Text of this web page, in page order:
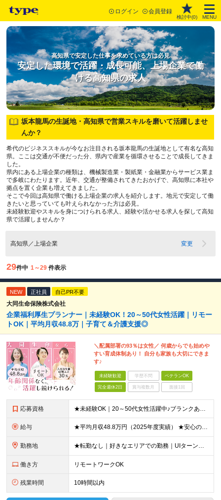
ログイン 会員登録
検討中(0) MENU
高知県で安定した仕事を求めている方は必見
安定した環境で活躍・成長可能、上場企業で働
ける高知県の求人
坂本龍馬の生誕地・高知県で営業スキルを磨いて活躍しませ
んか？
希代のビジネススキルが今なお注目される坂本龍馬の生誕地として有名な高知
県。ここは交通が不便だった分、県内で産業を循環させることで成長してきま
した。
県内にある上場企業の種類は、機械製造業・製紙業・金融業からサービス業ま
で多岐にわたります。近年、交通が整備されてきたおかげで、高知県に本社や
拠点を置く企業も増えてきました。
そこで今回は高知県で働ける上場企業の求人を紹介します。地元で安定して働
きたいと思っていても叶えられなかった方は必見。
未経験歓迎やスキルを身につけられる求人、経験や活かせる求人を探して高知
県で活躍しませんか？
高知県／上場企業 変更
29件中 1～29 件表示
NEW 正社員 自己PR不要
大同生命保険株式会社
企業福利厚生プランナー｜未経験OK！20～50代女性活躍｜リモー
トOK｜平均月収48.8万｜子育て＆介護支援◎
＼配属部署の93％は女性／ 何歳からでも始めや
すい育成体制あり！ 自分も家族も大切にできま
す♪
未経験歓迎 学歴不問 ベテランOK
完全週休2日 賞与複数月 面接1回
応募資格 ★未経験OK｜20～50代女性活躍中♪ブランクありの方・ママさんも活躍中 ◆高卒以上 ◆社会人経験をお持ちの方 - 業界・業種・職種・経験年数は問いません。 «こんな方が応募＆入社しています！»
給与 ★平均月収48.8万円（2025年度実績） ★安心の固定給＋賞与年2回＋インセンティブ！手当も充実 月給21万円～23万円＋諸手当＋インセンティブ＋賞与年2回 ※給与は年間平均の税込定例給与です。賞
勤務地 ★転勤なし｜好きなエリアでの勤務｜UIターン歓迎 全国47都道府県にある支社のいずれかにて勤務していただきます。 ＜募集エリア＞ ◆北海道・東北：北海道/青森/宮城/岩手/秋田/山形/福島
働き方 リモートワークOK
残業時間 10時間以内